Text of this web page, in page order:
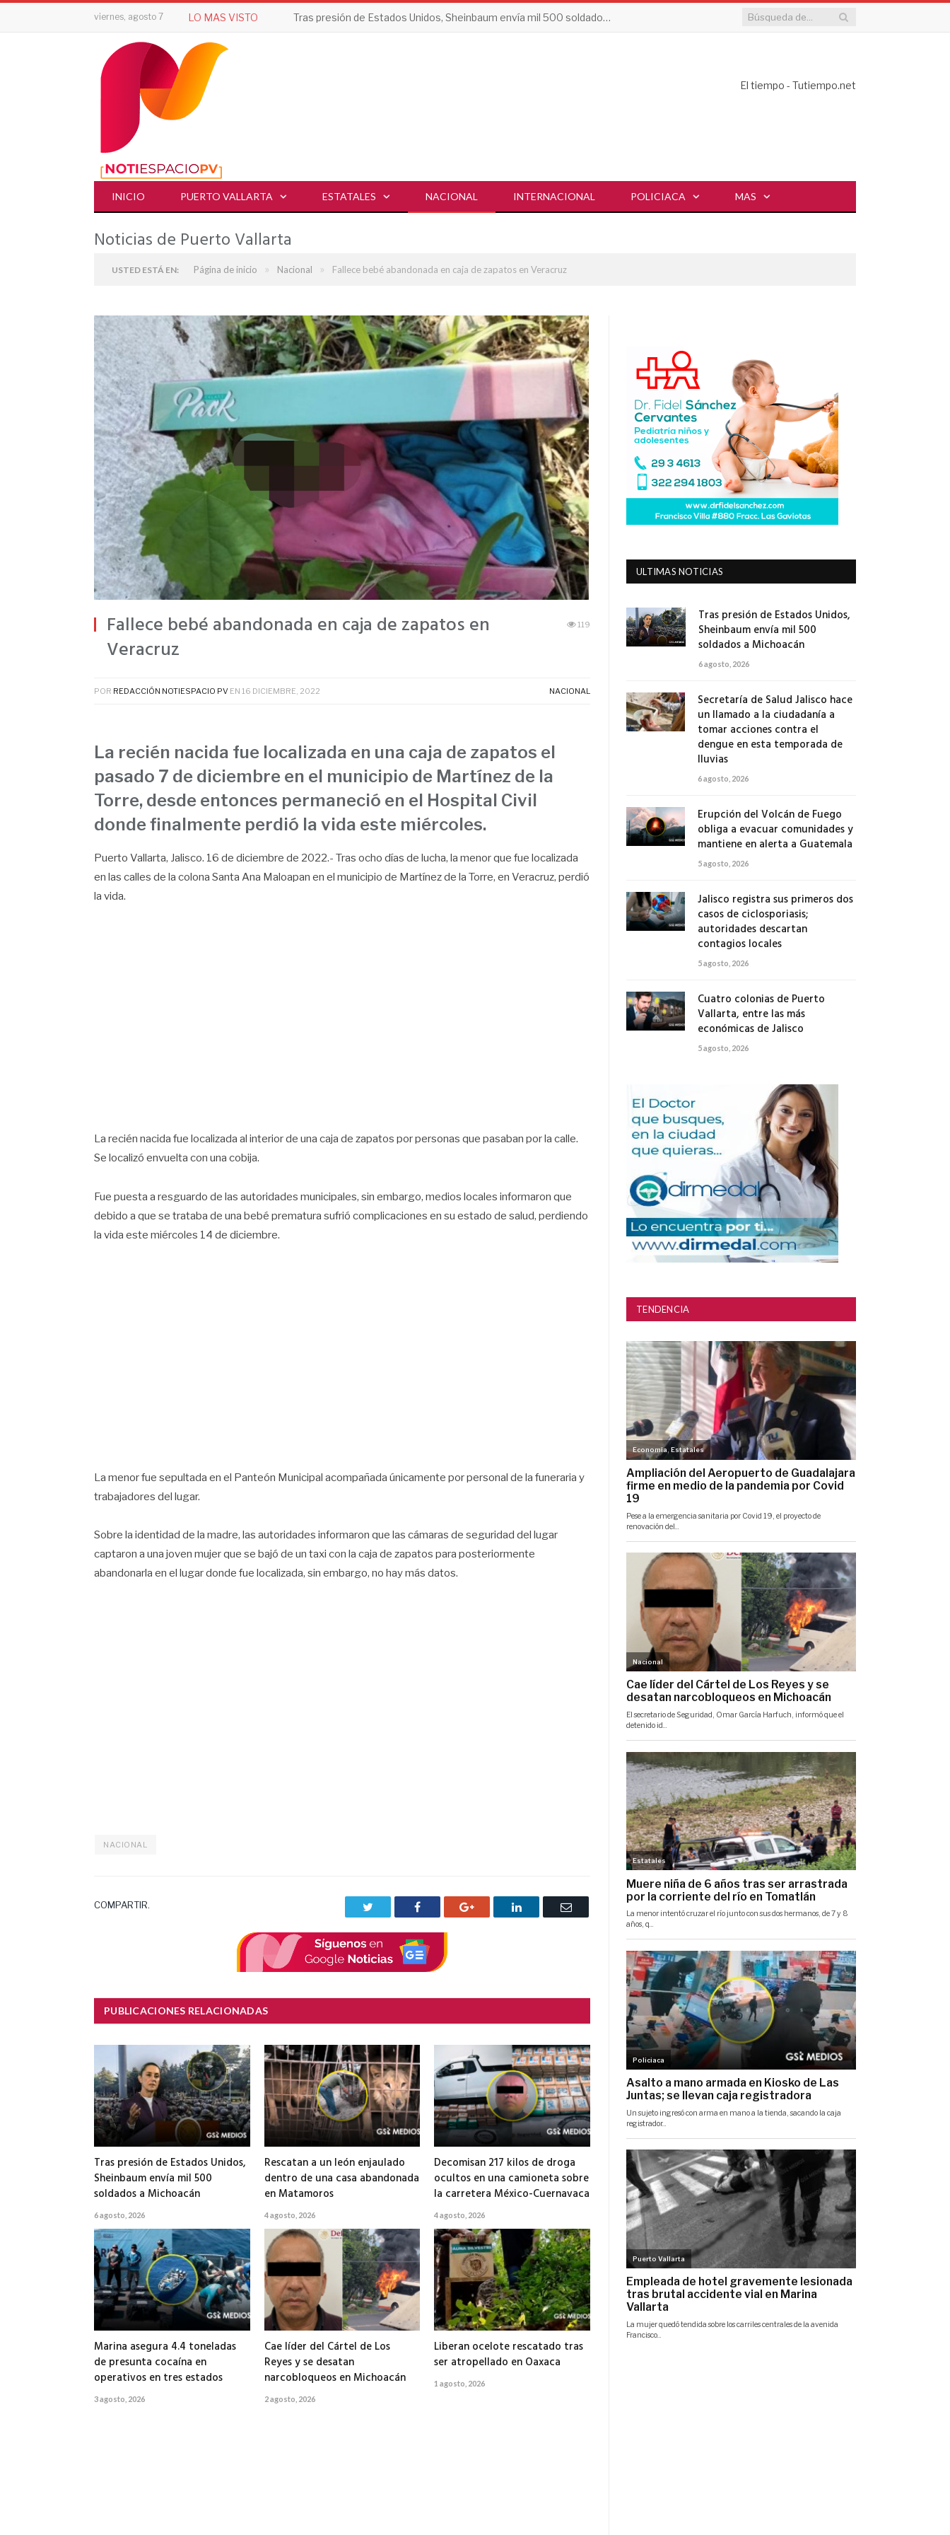
viernes, agosto 7 LO MAS VISTO Tras presión de Estados Unidos, Sheinbaum envía mil 500 soldados a Michoacán
El tiempo - Tutiempo.net
INICIO PUERTO VALLARTA ESTATALES NACIONAL INTERNACIONAL POLICIACA MAS
Noticias de Puerto Vallarta
USTED ESTÁ EN: Página de inicio » Nacional » Fallece bebé abandonada en caja de zapatos en Veracruz
Fallece bebé abandonada en caja de zapatos en
Veracruz
119
POR REDACCIÓN NOTIESPACIO PV EN 16 DICIEMBRE, 2022 NACIONAL
La recién nacida fue localizada en una caja de zapatos el
pasado 7 de diciembre en el municipio de Martínez de la
Torre, desde entonces permaneció en el Hospital Civil
donde finalmente perdió la vida este miércoles.
Puerto Vallarta, Jalisco. 16 de diciembre de 2022.- Tras ocho días de lucha, la menor que fue localizada
en las calles de la colona Santa Ana Maloapan en el municipio de Martínez de la Torre, en Veracruz, perdió
la vida.
La recién nacida fue localizada al interior de una caja de zapatos por personas que pasaban por la calle.
Se localizó envuelta con una cobija.
Fue puesta a resguardo de las autoridades municipales, sin embargo, medios locales informaron que
debido a que se trataba de una bebé prematura sufrió complicaciones en su estado de salud, perdiendo
la vida este miércoles 14 de diciembre.
La menor fue sepultada en el Panteón Municipal acompañada únicamente por personal de la funeraria y
trabajadores del lugar.
Sobre la identidad de la madre, las autoridades informaron que las cámaras de seguridad del lugar
captaron a una joven mujer que se bajó de un taxi con la caja de zapatos para posteriormente
abandonarla en el lugar donde fue localizada, sin embargo, no hay más datos.
NACIONAL
COMPARTIR. Facebook Google+ LinkedIn
Correo
PUBLICACIONES RELACIONADAS
Tras presión de Estados Unidos,
Sheinbaum envía mil 500
soldados a Michoacán
6 agosto, 2026
Rescatan a un león enjaulado
dentro de una casa abandonada
en Matamoros
4 agosto, 2026
Decomisan 217 kilos de droga
ocultos en una camioneta sobre
la carretera México-Cuernavaca
4 agosto, 2026
Marina asegura 4.4 toneladas
de presunta cocaína en
operativos en tres estados
3 agosto, 2026
Cae líder del Cártel de Los
Reyes y se desatan
narcobloqueos en Michoacán
2 agosto, 2026
Liberan ocelote rescatado tras
ser atropellado en Oaxaca
1 agosto, 2026
ULTIMAS NOTICIAS
Tras presión de Estados Unidos,
Sheinbaum envía mil 500
soldados a Michoacán
6 agosto, 2026
Secretaría de Salud Jalisco hace
un llamado a la ciudadanía a
tomar acciones contra el
dengue en esta temporada de
lluvias
6 agosto, 2026
Erupción del Volcán de Fuego
obliga a evacuar comunidades y
mantiene en alerta a Guatemala
5 agosto, 2026
Jalisco registra sus primeros dos
casos de ciclosporiasis;
autoridades descartan
contagios locales
5 agosto, 2026
Cuatro colonias de Puerto
Vallarta, entre las más
económicas de Jalisco
5 agosto, 2026
TENDENCIA